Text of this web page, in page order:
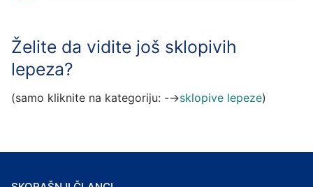
Želite da vidite još sklopivih
lepeza?
(samo kliknite na kategoriju: -→sklopive lepeze)